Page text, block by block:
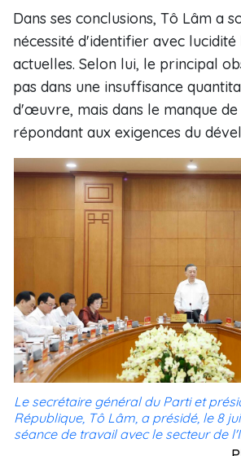
Dans ses conclusions, Tô Lâm a
nécessité d'identifier avec lucidité
actuelles. Selon lui, le principal
pas dans une insuffisance
d'œuvre, mais dans le manque
répondant aux exigences du
Le secrétaire général du Parti et
République, Tô Lâm, a présidé, le 8
séance de travail avec le secteur de